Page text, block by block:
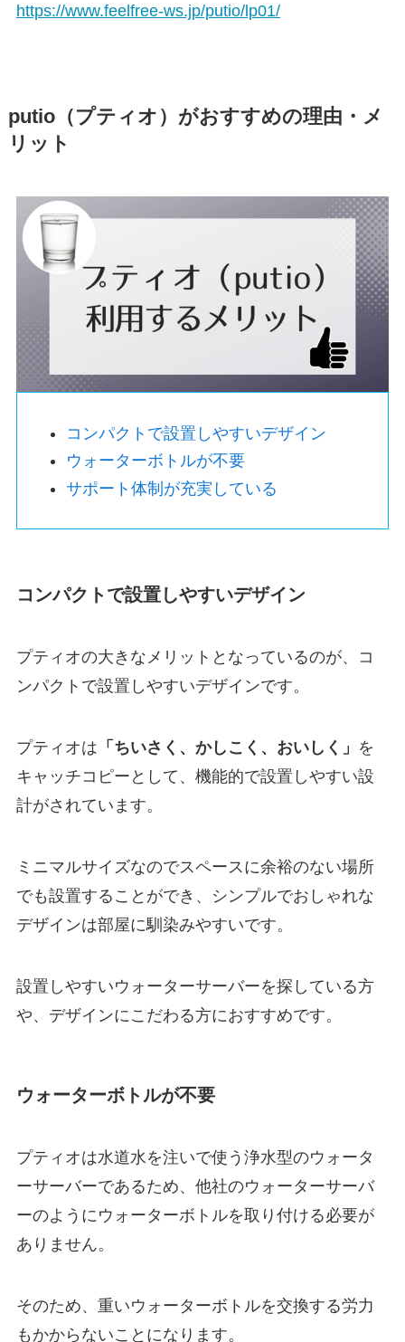
https://www.feelfree-ws.jp/putio/lp01/
putio（プティオ）がおすすめの理由・メ
リット
コンパクトで設置しやすいデザイン
ウォーターボトルが不要
サポート体制が充実している
コンパクトで設置しやすいデザイン
プティオの大きなメリットとなっているのが、コ
ンパクトで設置しやすいデザインです。
プティオは 「ちいさく、かしこく、おいしく」 を
キャッチコピーとして、機能的で設置しやすい設
計がされています。
ミニマルサイズなのでスペースに余裕のない場所
でも設置することができ、シンプルでおしゃれな
デザインは部屋に馴染みやすいです。
設置しやすいウォーターサーバーを探している方
や、デザインにこだわる方におすすめです。
ウォーターボトルが不要
プティオは水道水を注いで使う浄水型のウォータ
ーサーバーであるため、他社のウォーターサーバ
ーのようにウォーターボトルを取り付ける必要が
ありません。
そのため、 重いウォーターボトルを交換する労力
もかからないことになります。